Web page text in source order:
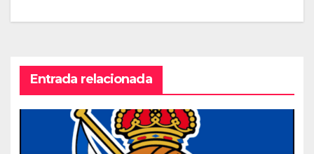
entradas
Entrada relacionada